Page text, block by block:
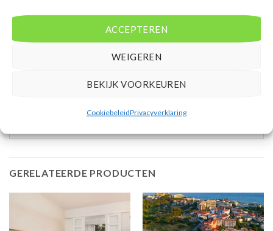
ACCEPTEREN
WEIGEREN
BEKIJK VOORKEUREN
CookiebeleidPrivacyverklaring
Bovenstaande prijs is op basis van 8 dagen
Mensen beoordelen deze reis met een 9,0
GERELATEERDE PRODUCTEN